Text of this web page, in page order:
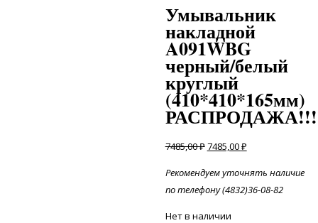
Умывальник
накладной
A091WBG
черный/белый
круглый
(410*410*165мм)
РАСПРОДАЖА!!!
7485,00₽7485,00₽
Рекомендуем уточнять наличие
по телефону (4832)36-08-82
Нет в наличии